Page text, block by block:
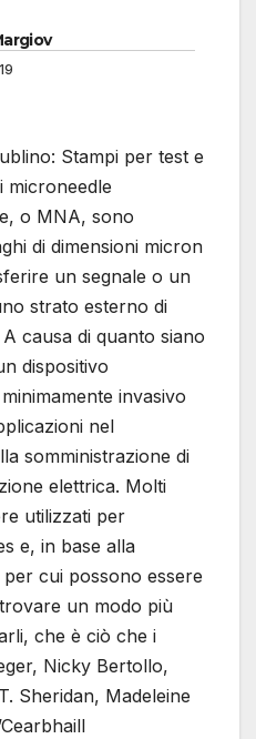
Stampi per test e
microneedle
o MNA, sono
di dimensioni micron
un segnale o un
strato esterno di
causa di quanto siano
dispositivo
invasivo
nel
somministrazione di
elettrica. Molti
utilizzati per
e, in base alla
cui possono essere
un modo più
che è ciò che i
Nicky Bertollo,
Sheridan, Madeleine